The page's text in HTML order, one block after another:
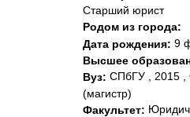
Старший юрист
Родом из города:
Дата рождения: 9
Высшее
Вуз: СПбГУ , 2015 ,
(магистр)
Факультет: